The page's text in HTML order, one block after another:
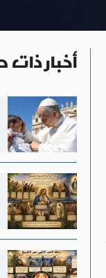
أخبار ذات